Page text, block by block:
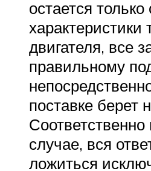
остается
характеристики
двигателя, все
правильному
поставке берет
случае, вся
ложиться